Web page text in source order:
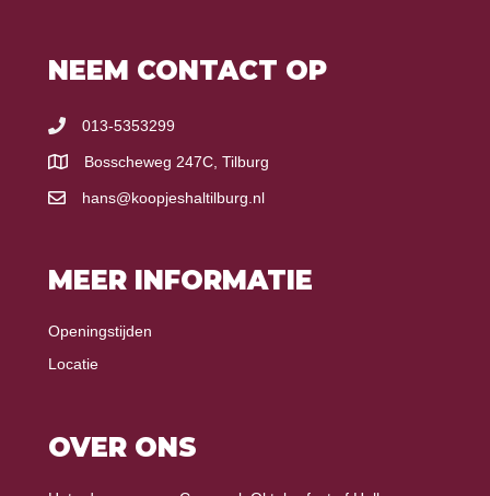
NEEM CONTACT OP
013-5353299
Bosscheweg 247C, Tilburg
hans@koopjeshaltilburg.nl
MEER INFORMATIE
Openingstijden
Locatie
OVER ONS